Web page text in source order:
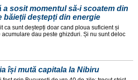
a sosit momentul să-i scoatem din
băieții deștepți din energie
ca sunt deștepți doar cand ploua suficient și
acumulare dau peste ghizduri. Și nu sunt deloc
își mută capitala la Nibiru